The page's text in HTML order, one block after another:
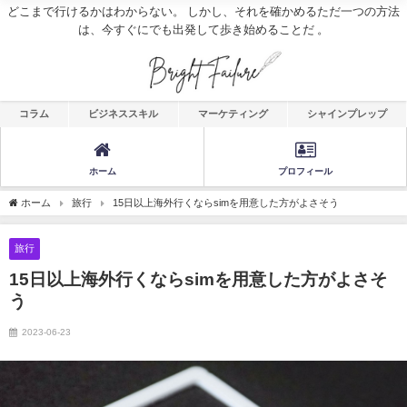
どこまで行けるかはわからない。 しかし、それを確かめるただ一つの方法
は、今すぐにでも出発して歩き始めることだ 。
コラム ビジネススキル マーケティング シャインプレップ
ホーム プロフィール
ホーム 旅行 15日以上海外行くならsimを用意した方がよさそう
旅行
15日以上海外行くならsimを用意した方がよさそ
う
2023-06-23